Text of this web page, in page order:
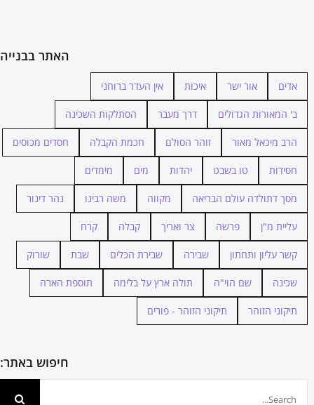
האתר בבנייה
אדים אור ישר איכות אין העדר ברוחני
ב' המאורות הגדולים דרך מעבר הסתלקות השכינה
הרב מיכאל מאור זוהר הסולם חכמת הקבלה חסדים מכוסים
חסידות טו בשבט יהדות מים מימדים
מסך דתולדה עולם הבריאה מקווה משה רבינו נהר דינור
עליית מ"ן פרשה צר ואריך קבלה קרח
קשר עליון ותחתון שבירה שבירת הכלים שבת שורוק
שכינה שם הוי"ה תולה ארץ על בלימה תוספת הארה
תיקוני הזוהר תיקוני הזוהר - פורים
חיפוש באתר: